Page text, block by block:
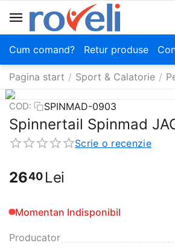
Cum comand? Retur produse
Pagina start / Sport & Calatorie /
COD: SPINMAD-0903
Spinnertail Spinmad
Scrie o recenzie
2640 Lei
Momentan Indisponibil
Producator